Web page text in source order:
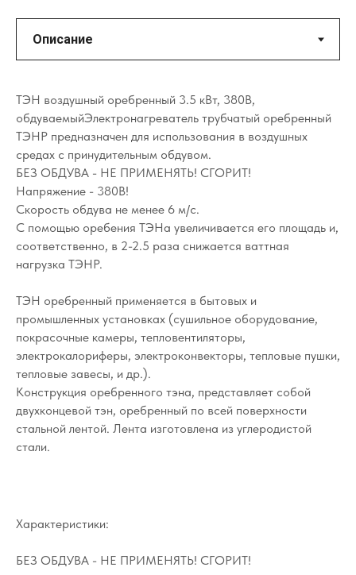
ТЭН воздушный оребренный 3.5 кВт, 380В,
обдуваемыйЭлектронагреватель трубчатый оребренный
ТЭНР предназначен для использования в воздушных
средах c принудительным обдувом.
БЕЗ ОБДУВА - НЕ ПРИМЕНЯТЬ! СГОРИТ!
Напряжение - 380В!
Скорость обдува не менее 6 м/с.
С помощью оребения ТЭНа увеличивается его площадь и,
соответственно, в 2-2.5 раза снижается ваттная
нагрузка ТЭНР.
ТЭН оребренный применяется в бытовых и
промышленных установках (сушильное оборудование,
покрасочные камеры, тепловентиляторы,
электрокалориферы, электроконвекторы, тепловые пушки,
тепловые завесы, и др.).
Конструкция оребренного тэна, представляет собой
двухконцевой тэн, оребренный по всей поверхности
стальной лентой. Лента изготовлена из углеродистой
стали.
Характеристики:
БЕЗ ОБДУВА - НЕ ПРИМЕНЯТЬ! СГОРИТ!